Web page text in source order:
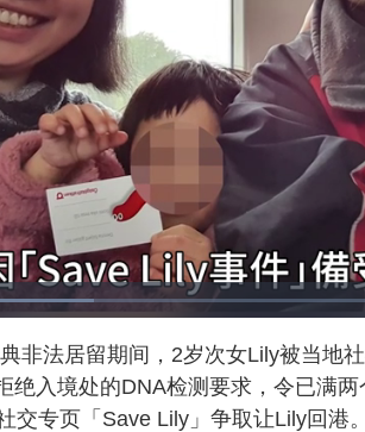
非法居留期间，2岁次女Lily被当地
绝入境处的DNA检测要求，令已满
交专页「Save Lily」争取让Lily回港。